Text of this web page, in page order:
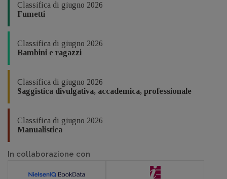
Classifica di giugno 2026
Fumetti
Classifica di giugno 2026
Bambini e ragazzi
Classifica di giugno 2026
Saggistica divulgativa, accademica, professionale
Classifica di giugno 2026
Manualistica
In collaborazione con